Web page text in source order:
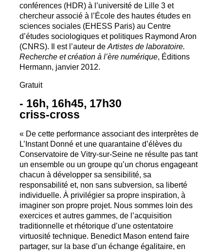
conférences (HDR) à l’université de Lille 3 et
chercheur associé à l’École des hautes études en
sciences sociales (EHESS Paris) au Centre
d’études sociologiques et politiques Raymond Aron
(CNRS). Il est l’auteur de Artistes de laboratoire.
Recherche et création à l’ère numérique, Éditions
Hermann, janvier 2012.
Gratuit
- 16h, 16h45, 17h30
criss-cross
« De cette performance associant des interprètes de
L’Instant Donné et une quarantaine d’élèves du
Conservatoire de Vitry-sur-Seine ne résulte pas tant
un ensemble ou un groupe qu’un chorus engageant
chacun à développer sa sensibilité, sa
responsabilité et, non sans subversion, sa liberté
individuelle. À privilégier sa propre inspiration, à
imaginer son propre projet. Nous sommes loin des
exercices et autres gammes, de l’acquisition
traditionnelle et rhétorique d’une ostentatoire
virtuosité technique. Benedict Mason entend faire
partager, sur la base d’un échange égalitaire, en